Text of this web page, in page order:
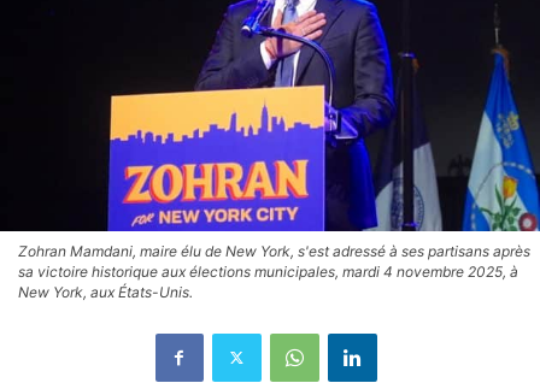
Zohran Mamdani, maire élu de New York, s'est adressé à ses partisans après
sa victoire historique aux élections municipales, mardi 4 novembre 2025, à
New York, aux États-Unis.